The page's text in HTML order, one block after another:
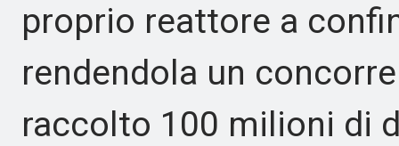
proprio reattore a
rendendola un
raccolto 100 milioni di